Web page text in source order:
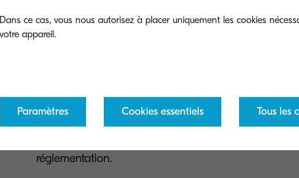
Un système d’impression est un système
réglementation.
Dans ce cas, vous nous autorisez à placer uniquement les cookies
votre appareil.
Paramètres Cookies essentiels Tous les